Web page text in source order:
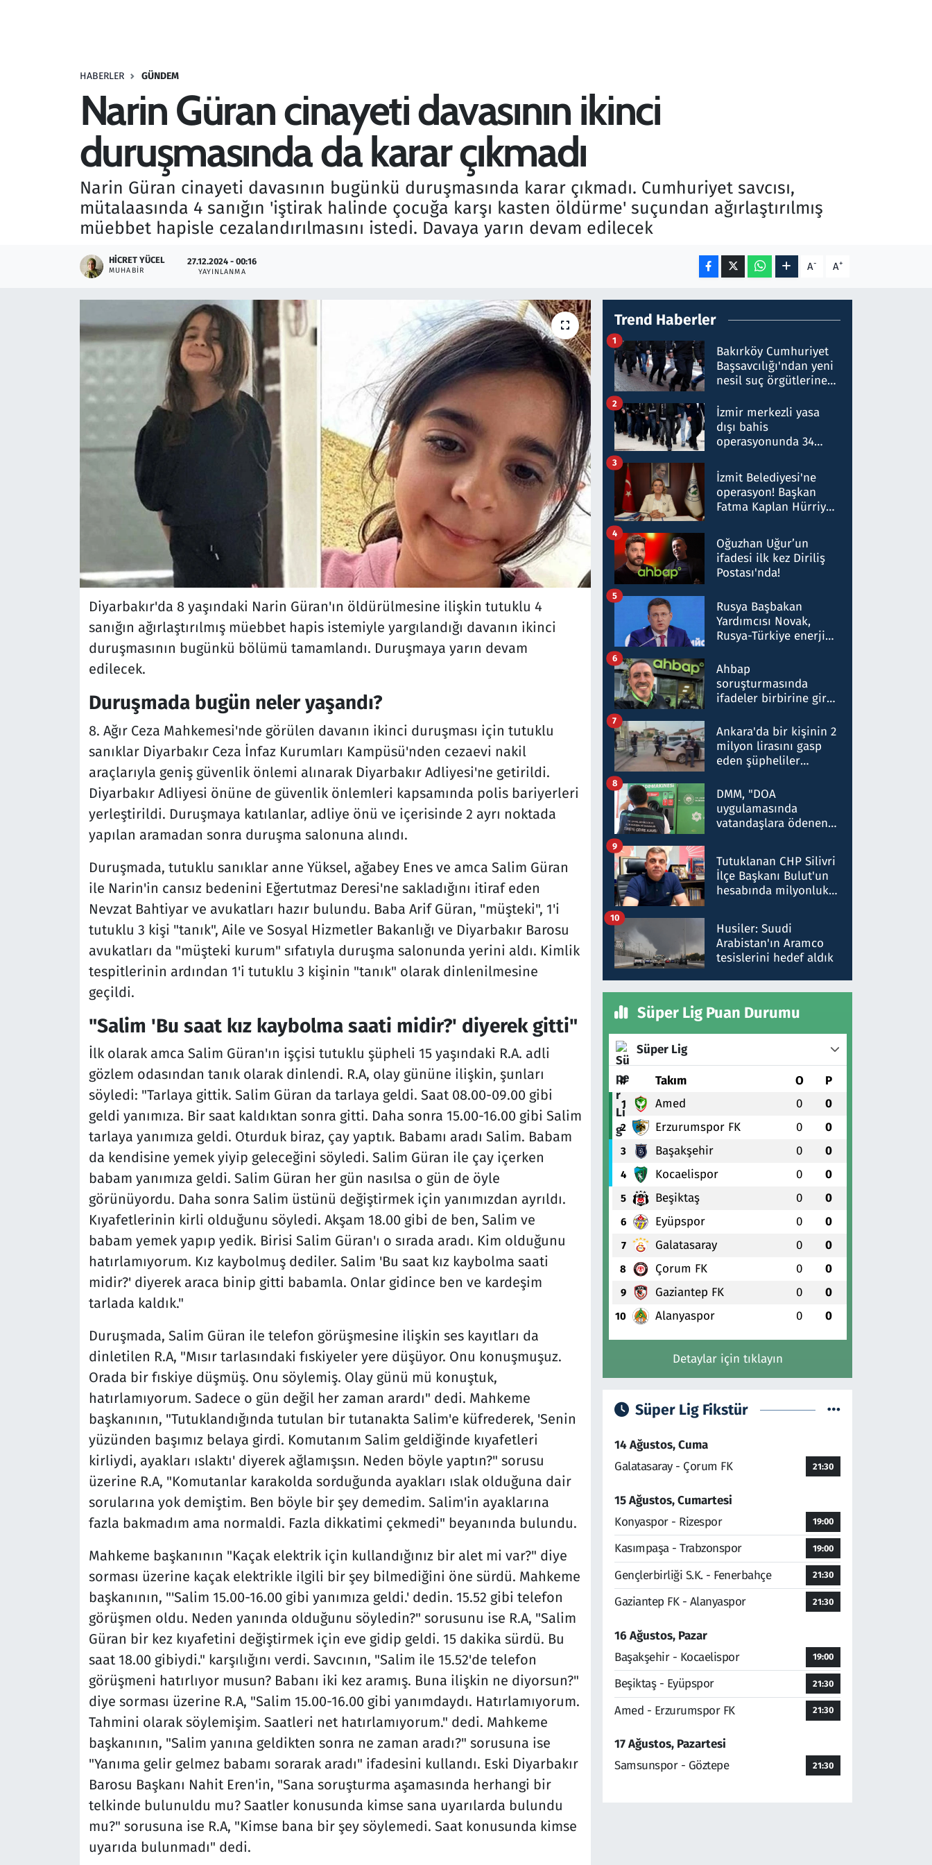
HABERLER GÜNDEM
Narin Güran cinayeti davasının ikinci
duruşmasında da karar çıkmadı
Narin Güran cinayeti davasının bugünkü duruşmasında karar çıkmadı. Cumhuriyet savcısı,
mütalaasında 4 sanığın 'iştirak halinde çocuğa karşı kasten öldürme' suçundan ağırlaştırılmış
müebbet hapisle cezalandırılmasını istedi. Davaya yarın devam edilecek
HICRET YÜCEL
MUHABIR
27.12.2024 - 00:16
YAYINLANMA A- A+
Diyarbakır'da 8 yaşındaki Narin Güran'ın öldürülmesine ilişkin tutuklu 4
sanığın ağırlaştırılmış müebbet hapis istemiyle yargılandığı davanın ikinci
duruşmasının bugünkü bölümü tamamlandı. Duruşmaya yarın devam
edilecek.
Duruşmada bugün neler yaşandı?
8. Ağır Ceza Mahkemesi'nde görülen davanın ikinci duruşması için tutuklu
sanıklar Diyarbakır Ceza İnfaz Kurumları Kampüsü'nden cezaevi nakil
araçlarıyla geniş güvenlik önlemi alınarak Diyarbakır Adliyesi'ne getirildi.
Diyarbakır Adliyesi önüne de güvenlik önlemleri kapsamında polis bariyerleri
yerleştirildi. Duruşmaya katılanlar, adliye önü ve içerisinde 2 ayrı noktada
yapılan aramadan sonra duruşma salonuna alındı.
Duruşmada, tutuklu sanıklar anne Yüksel, ağabey Enes ve amca Salim Güran
ile Narin'in cansız bedenini Eğertutmaz Deresi'ne sakladığını itiraf eden
Nevzat Bahtiyar ve avukatları hazır bulundu. Baba Arif Güran, "müşteki", 1'i
tutuklu 3 kişi "tanık", Aile ve Sosyal Hizmetler Bakanlığı ve Diyarbakır Barosu
avukatları da "müşteki kurum" sıfatıyla duruşma salonunda yerini aldı. Kimlik
tespitlerinin ardından 1'i tutuklu 3 kişinin "tanık" olarak dinlenilmesine
geçildi.
"Salim 'Bu saat kız kaybolma saati midir?' diyerek gitti"
İlk olarak amca Salim Güran'ın işçisi tutuklu şüpheli 15 yaşındaki R.A. adli
gözlem odasından tanık olarak dinlendi. R.A, olay gününe ilişkin, şunları
söyledi: "Tarlaya gittik. Salim Güran da tarlaya geldi. Saat 08.00-09.00 gibi
geldi yanımıza. Bir saat kaldıktan sonra gitti. Daha sonra 15.00-16.00 gibi Salim
tarlaya yanımıza geldi. Oturduk biraz, çay yaptık. Babamı aradı Salim. Babam
da kendisine yemek yiyip geleceğini söyledi. Salim Güran ile çay içerken
babam yanımıza geldi. Salim Güran her gün nasılsa o gün de öyle
görünüyordu. Daha sonra Salim üstünü değiştirmek için yanımızdan ayrıldı.
Kıyafetlerinin kirli olduğunu söyledi. Akşam 18.00 gibi de ben, Salim ve
babam yemek yapıp yedik. Birisi Salim Güran'ı o sırada aradı. Kim olduğunu
hatırlamıyorum. Kız kaybolmuş dediler. Salim 'Bu saat kız kaybolma saati
midir?' diyerek araca binip gitti babamla. Onlar gidince ben ve kardeşim
tarlada kaldık."
Duruşmada, Salim Güran ile telefon görüşmesine ilişkin ses kayıtları da
dinletilen R.A, "Mısır tarlasındaki fıskiyeler yere düşüyor. Onu konuşmuşuz.
Orada bir fıskiye düşmüş. Onu söylemiş. Olay günü mü konuştuk,
hatırlamıyorum. Sadece o gün değil her zaman arardı" dedi. Mahkeme
başkanının, "Tutuklandığında tutulan bir tutanakta Salim'e küfrederek, 'Senin
yüzünden başımız belaya girdi. Komutanım Salim geldiğinde kıyafetleri
kirliydi, ayakları ıslaktı' diyerek ağlamışsın. Neden böyle yaptın?" sorusu
üzerine R.A, "Komutanlar karakolda sorduğunda ayakları ıslak olduğuna dair
sorularına yok demiştim. Ben böyle bir şey demedim. Salim'in ayaklarına
fazla bakmadım ama normaldi. Fazla dikkatimi çekmedi" beyanında bulundu.
Mahkeme başkanının "Kaçak elektrik için kullandığınız bir alet mi var?" diye
sorması üzerine kaçak elektrikle ilgili bir şey bilmediğini öne sürdü. Mahkeme
başkanının, "'Salim 15.00-16.00 gibi yanımıza geldi.' dedin. 15.52 gibi telefon
görüşmen oldu. Neden yanında olduğunu söyledin?" sorusunu ise R.A, "Salim
Güran bir kez kıyafetini değiştirmek için eve gidip geldi. 15 dakika sürdü. Bu
saat 18.00 gibiydi." karşılığını verdi. Savcının, "Salim ile 15.52'de telefon
görüşmeni hatırlıyor musun? Babanı iki kez aramış. Buna ilişkin ne diyorsun?"
diye sorması üzerine R.A, "Salim 15.00-16.00 gibi yanımdaydı. Hatırlamıyorum.
Tahmini olarak söylemişim. Saatleri net hatırlamıyorum." dedi. Mahkeme
başkanının, "Salim yanına geldikten sonra ne zaman aradı?" sorusuna ise
"Yanıma gelir gelmez babamı sorarak aradı" ifadesini kullandı. Eski Diyarbakır
Barosu Başkanı Nahit Eren'in, "Sana soruşturma aşamasında herhangi bir
telkinde bulunuldu mu? Saatler konusunda kimse sana uyarılarda bulundu
mu?" sorusuna ise R.A, "Kimse bana bir şey söylemedi. Saat konusunda kimse
uyarıda bulunmadı" dedi.
Trend Haberler
Bakırköy Cumhuriyet
Başsavcılığı'ndan yeni
nesil suç örgütlerine
hakkında gözaltı kararı
1
İzmir merkezli yasa
dışı bahis
operasyonunda 34
Milyar liralık para
trafiği tespit edildi
2
İzmit Belediyesi'ne
operasyon! Başkan
Fatma Kaplan Hürriyet
3
Oğuzhan Uğur’un
ifadesi ilk kez Diriliş
Postası'nda!
4
Rusya Başbakan
Yardımcısı Novak,
Rusya-Türkiye enerji
nitelikte olduğunu
belirtti
5
Ahbap
soruşturmasında
ifadeler birbirine girdi:
ifadelerinden ortaya
çıkan tablo şok etti
6
Ankara'da bir kişinin 2
milyon lirasını gasp
eden şüpheliler
7
DMM, "DOA
uygulamasında
vatandaşlara ödenen
düşürüldüğü" iddiasını
yalanladı
8
Tutuklanan CHP Silivri
İlçe Başkanı Bulut'un
hesabında milyonluk
talimat verdi, ben
gönderdim
9
Husiler: Suudi
Arabistan'ın Aramco
tesislerini hedef aldık
10
Süper Lig Puan Durumu
Süper Lig
# Takım O P
1 Amed 0 0
2 Erzurumspor FK 0 0
3 Başakşehir 0 0
4 Kocaelispor 0 0
5 Beşiktaş 0 0
6 Eyüpspor 0 0
7 Galatasaray 0 0
8 Çorum FK 0 0
9 Gaziantep FK 0 0
10 Alanyaspor 0 0
Detaylar için tıklayın
Süper Lig Fikstür
14 Ağustos, Cuma
Galatasaray - Çorum FK
21:30
15 Ağustos, Cumartesi
Konyaspor - Rizespor
19:00
Kasımpaşa - Trabzonspor 19:00
Gençlerbirliği S.K. - Fenerbahçe 21:30
Gaziantep FK - Alanyaspor 21:30
16 Ağustos, Pazar
Başakşehir - Kocaelispor
19:00
Beşiktaş - Eyüpspor 21:30
Amed - Erzurumspor FK 21:30
17 Ağustos, Pazartesi
Samsunspor - Göztepe
21:30
Savunma Sanayi
Televizyon